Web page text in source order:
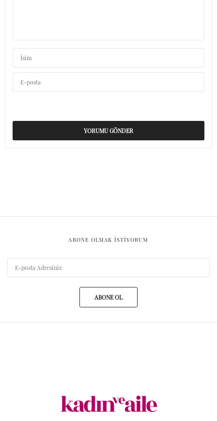
ABONE OLMAK ISTIYORUM
ABONE OL